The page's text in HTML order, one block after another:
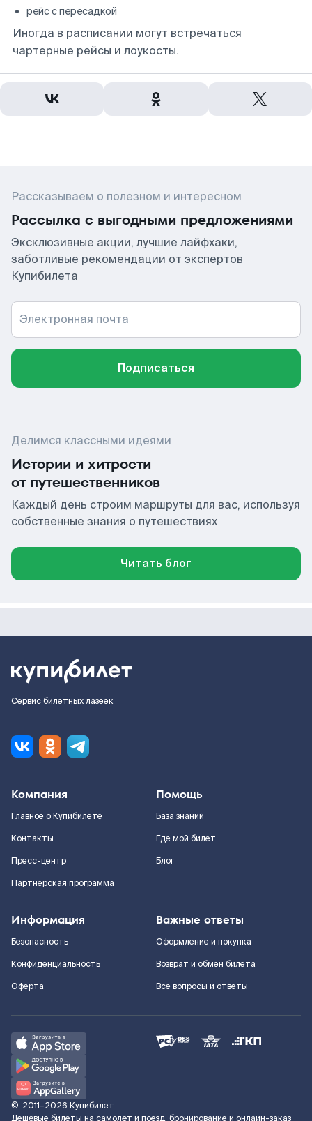
рейс с пересадкой
Иногда в расписании могут встречаться
чартерные рейсы и лоукосты.
Рассказываем о полезном и интересном
Рассылка с выгодными предложениями
Эксклюзивные акции, лучшие лайфхаки,
заботливые рекомендации от экспертов
Купибилета
Электронная почта
Подписаться
Делимся классными идеями
Истории и хитрости
от путешественников
Каждый день строим маршруты для вас, используя
собственные знания о путешествиях
Читать блог
Сервис билетных лазеек
Компания
Главное о Купибилете
Контакты
Пресс-центр
Партнерская программа
Помощь
База знаний
Где мой билет
Блог
Информация
Безопасность
Конфиденциальность
Оферта
Важные ответы
Оформление и покупка
Возврат и обмен билета
Все вопросы и ответы
© 2011–2026 Купибилет
Дешёвые билеты на самолёт и поезд, бронирование и онлайн-заказ